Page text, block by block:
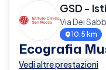
GSD -
Via Dei
10.5 km
Ecografia
Vedi altre prestazioni